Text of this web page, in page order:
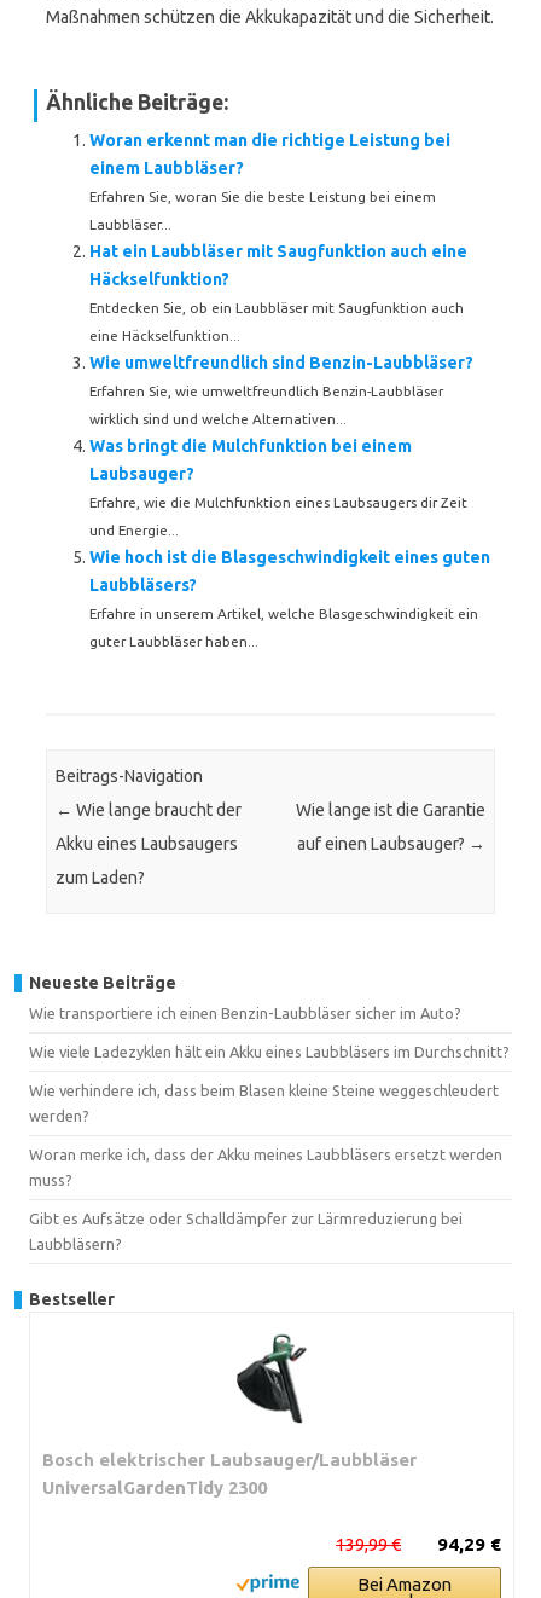
Maßnahmen schützen die Akkukapazität und die Sicherheit.
Ähnliche Beiträge:
Woran erkennt man die richtige Leistung bei
einem Laubbläser?
Erfahren Sie, woran Sie die beste Leistung bei einem
Laubbläser...
Hat ein Laubbläser mit Saugfunktion auch eine
Häckselfunktion?
Entdecken Sie, ob ein Laubbläser mit Saugfunktion auch
eine Häckselfunktion...
Wie umweltfreundlich sind Benzin-Laubbläser?
Erfahren Sie, wie umweltfreundlich Benzin-Laubbläser
wirklich sind und welche Alternativen...
Was bringt die Mulchfunktion bei einem
Laubsauger?
Erfahre, wie die Mulchfunktion eines Laubsaugers dir Zeit
und Energie...
Wie hoch ist die Blasgeschwindigkeit eines guten
Laubbläsers?
Erfahre in unserem Artikel, welche Blasgeschwindigkeit ein
guter Laubbläser haben...
Beitrags-Navigation
← Wie lange braucht der
Akku eines Laubsaugers
zum Laden?
Wie lange ist die Garantie
auf einen Laubsauger? →
Neueste Beiträge
Wie transportiere ich einen Benzin-Laubbläser sicher im Auto?
Wie viele Ladezyklen hält ein Akku eines Laubbläsers im Durchschnitt?
Wie verhindere ich, dass beim Blasen kleine Steine weggeschleudert
werden?
Woran merke ich, dass der Akku meines Laubbläsers ersetzt werden
muss?
Gibt es Aufsätze oder Schalldämpfer zur Lärmreduzierung bei
Laubbläsern?
Bestseller
Bosch elektrischer Laubsauger/Laubbläser
UniversalGardenTidy 2300
94,29 €
139,99 €
Bei Amazon